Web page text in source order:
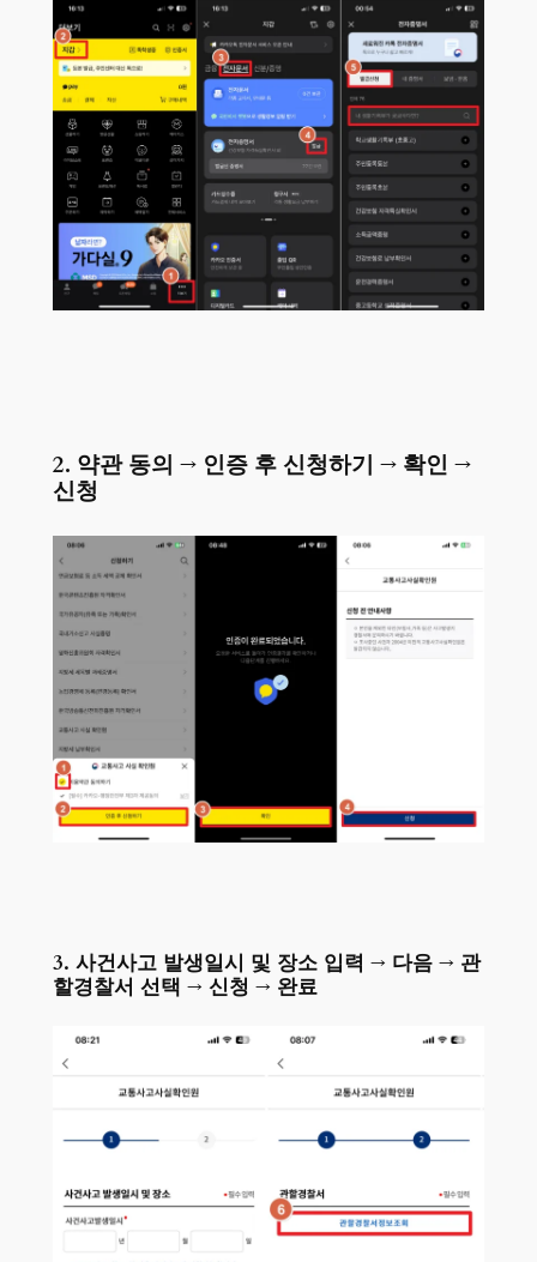
2. 약관 동의 → 인증 후 신청하기 → 확인 →
신청
3. 사건사고 발생일시 및 장소 입력 → 다음 → 관
할경찰서 선택 → 신청 → 완료